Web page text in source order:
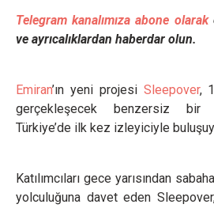
Telegram kanalımıza abone olarak
ve ayrıcalıklardan haberdar olun.
Emiran’ın yeni projesi Sleepover,
gerçekleşecek benzersiz bir
Türkiye’de ilk kez izleyiciyle
Katılımcıları gece yarısından
yolculuğuna davet eden